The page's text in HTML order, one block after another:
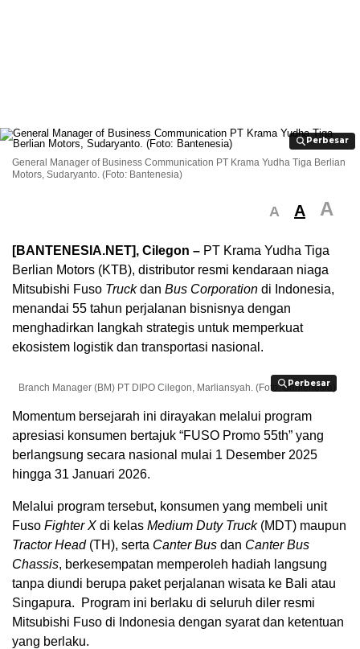
Perbesar
Perbesar
General Manager of Business Communication PT Krama Yudha Tiga Berlian
Motors, Sudaryanto. (Foto: Bantenesia)
A A A
[BANTENESIA.NET], Cilegon – PT Krama Yudha Tiga
Berlian Motors (KTB), distributor resmi kendaraan niaga
Mitsubishi Fuso Truckdan Bus Corporation di Indonesia,
menandai 55 tahun perjalanan bisnisnya dengan
menghadirkan langkah strategis untuk memperkuat
ekosistem logistik dan transportasi nasional.
Perbesar
Perbesar
Branch Manager (BM) PT DIPO Cilegon, Marliansyah. (Foto: Bantenesia)
Momentum bersejarah ini dirayakan melalui program
apresiasi konsumen bertajuk “FUSO Promo 55th” yang
berlangsung secara nasional mulai 1 Desember 2025
hingga 31 Januari 2026.
Melalui program tersebut, konsumen yang membeli unit
Fuso Fighter X di kelas Medium Duty Truck(MDT) maupun
Tractor Head(TH), serta Canter Bus dan Canter Bus
Chassis, berkesempatan memperoleh hadiah langsung
tanpa diundi berupa paket perjalanan wisata ke Bali atau
Singapura.
Program ini berlaku di seluruh diler resmi
Mitsubishi Fuso di Indonesia dengan syarat dan ketentuan
yang berlaku.